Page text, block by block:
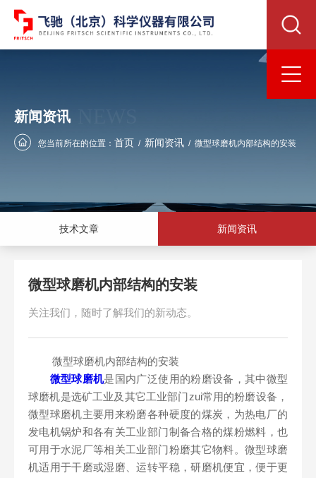
新闻资讯
您当前所在的位置： 首页 / 新闻资讯 / 微型球磨机内部结构的安装
技术文章 新闻资讯
微型球磨机内部结构的安装
关注我们，随时了解我们的新动态。
微型球磨机内部结构的安装
微型球磨机是国内广泛使用的粉磨设备，其中微型
球磨机是选矿工业及其它工业部门zui常用的粉磨设备，
微型球磨机主要用来粉磨各种硬度的煤炭，为热电厂的
发电机锅炉和各有关工业部门制备合格的煤粉燃料，也
可用于水泥厂等相关工业部门粉磨其它物料。微型球磨
机适用于干磨或湿磨、运转平稳，研磨机便宜，便于更